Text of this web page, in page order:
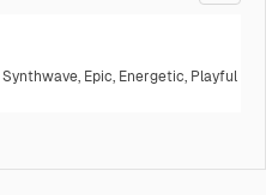
Synthwave, Epic, Energetic, Playful